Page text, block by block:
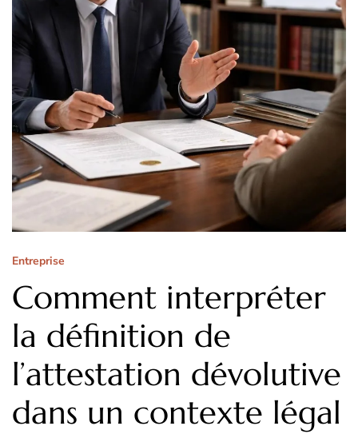
Entreprise
Comment interpréter
la définition de
l’attestation dévolutive
dans un contexte légal